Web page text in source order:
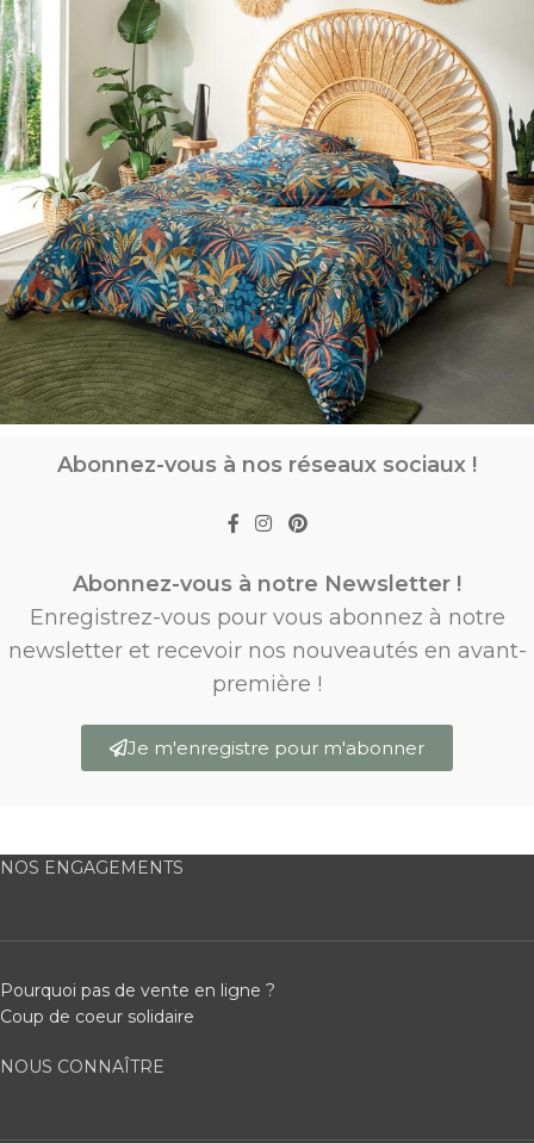
Abonnez-vous à nos réseaux sociaux !
Abonnez-vous à notre Newsletter !
Enregistrez-vous pour vous abonnez à notre
newsletter et recevoir nos nouveautés en avant-
première !
Je m'enregistre pour m'abonner
NOS ENGAGEMENTS
Pourquoi pas de vente en ligne ?
Coup de coeur solidaire
NOUS CONNAÎTRE